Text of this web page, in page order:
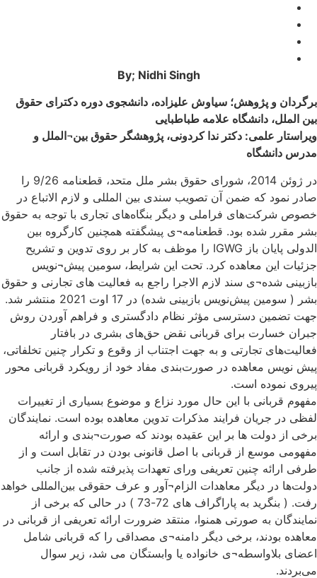
By; Nidhi Singh
برگردان و پژوهش؛ سیاوش علیزاده، دانشجوی دوره دکترای حقوق
بین الملل، دانشگاه علامه طباطبایی
ویراستار علمی: دکتر ندا کردونی، پژوهشگر حقوق بین¬الملل و
مدرس دانشگاه
در ژوئن 2014، شورای حقوق بشر ملل متحد، قطعنامه 9/26 را
صادر نمود که ضمن آن تصویب سندی بین المللی و لازم الاتباع در
خصوص شرکت‌های فراملی و دیگر بنگاه‌های تجاری با توجه به حقوق
بشر مقرر شده بود. قطعنامه¬ی پیشگفته همچنین کارگروه بین
الدولی پایان باز IGWG را موظف به کار بر روی تدوین و تشریح
جزئیات این معاهده کرد. تحت این شرایط، سومین پیش¬نویس
بازبینی شده¬ی سند لازم الاجرا راجع به فعالیت های تجارنی و حقوق
بشر ( سومین پیش‌نویس بازبینی شده) در 17 اوت 2021 منتشر شد.
جهت تضمین دسترسی مؤثر نظام دادگستری و فراهم آوردن روش
جبران خسارت برای قربانی نقض حق‌های بشری در بافتار
فعالیت‌های تجارتی و به جهت اجتناب از وقوع و تکرار چنین تخلفاتی،
پیش نویس معاهده در صورت‌بندی مفاد خود از رویکرد قربانی محور
پیروی نموده است.
مفهوم قربانی با این حال مورد نزاع و موضوع بسیاری از تغییرات
لفظی در جریان فرایند مذکرات تدوین معاهده بوده است. نمایندگان
برخی از دولت ها بر این عقیده بودند که صورت¬بندی و ارائه
مفهومی موسع از قربانی با اصل قانونی بودن در تقابل است و از
طرفی ارائه چنین تعریفی ورای تعهدات پذیرفته شده از جانب
دولت‌ها در دیگر معاهدات الزام¬آور و عرف حقوقی بین‌المللی خواهد
رفت. ( بنگرید به پاراگراف های 72-73 ) در حالی که برخی از
نمایندگان به صورتی همنوا، منتقد ضرورت ارائه تعریفی از قربانی در
معاهده بودند، برخی دیگر دامنه¬ی مصداقی را که قربانی شامل
اعضای بلاواسطه¬ی خانواده یا وابستگان می شد، زیر سوال
می‌بردند.